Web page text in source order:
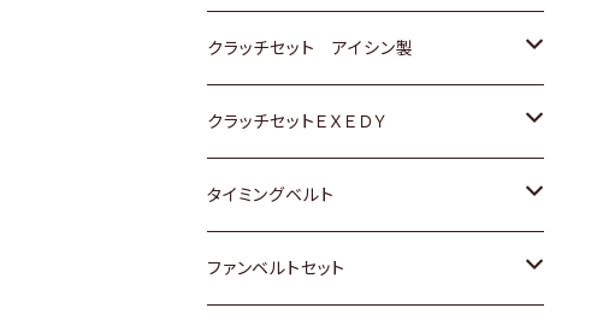
スバル
スバル
ダイハツ
マツダ
三菱
スバル
ＷＡＧＥＮ
アストロ（シボレー）
クライスラー
ＶＯＬＶＯ
スズキ
日産
ダイハツ
マツダ
ダイハツ
日産
ホンダ
マツダ
トヨタ
クラッチセット アイシン製
ホンダ
スズキ
ダイハツ
クラッチセットＥＸＥＤＹ
ホンダ
スズキ
タイミングベルト
トヨタ
ファンベルトセット